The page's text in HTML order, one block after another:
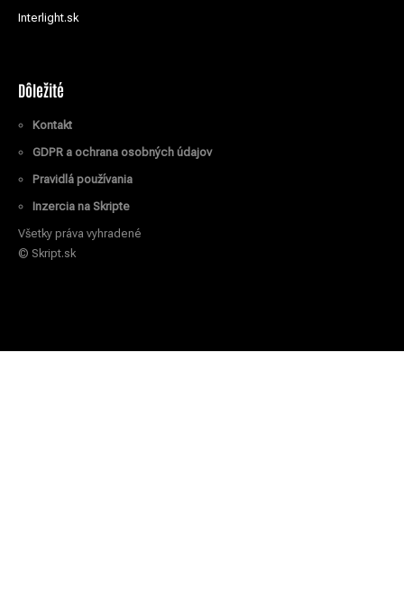
Interlight.sk
Dôležité
Kontakt
GDPR a ochrana osobných údajov
Pravidlá používania
Inzercia na Skripte
Všetky práva vyhradené
© Skript.sk